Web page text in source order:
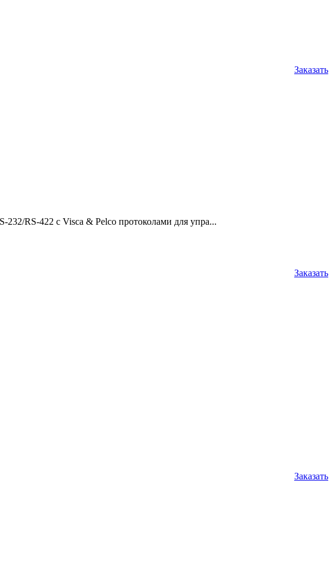
Заказать
RS-422 с Visca & Pelco протоколами для упра...
Заказать
Заказать